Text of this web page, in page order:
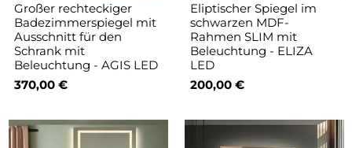
Großer rechteckiger
Badezimmerspiegel mit
Ausschnitt für den
Schrank mit
Beleuchtung - AGIS LED
370,00 €
Eliptischer Spiegel im
schwarzen MDF-
Rahmen SLIM mit
Beleuchtung - ELIZA
LED
200,00 €